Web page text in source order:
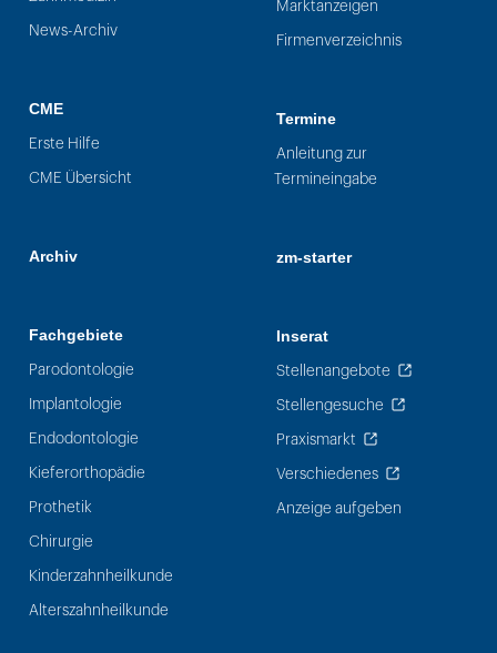
News-Archiv
CME
Erste Hilfe
CME Übersicht
Archiv
Fachgebiete
Parodontologie
Implantologie
Endodontologie
Kieferorthopädie
Prothetik
Chirurgie
Kinderzahnheilkunde
Alterszahnheilkunde
Marktanzeigen
Firmenverzeichnis
Termine
Anleitung zur
Termineingabe
zm-starter
Inserat
Stellenangebote
Stellengesuche
Praxismarkt
Verschiedenes
Anzeige aufgeben